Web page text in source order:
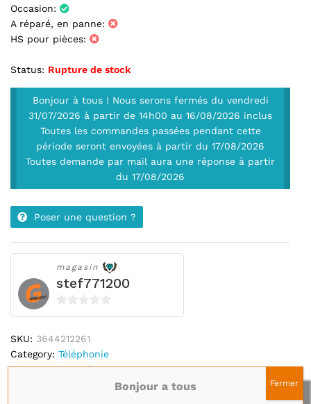
Occasion:
A réparé, en panne:
HS pour pièces:
Status: Rupture de stock
Bonjour à tous ! Nous serons fermés du vendredi
31/07/2026 à partir de 14h00 au 16/08/2026 inclus
Toutes les commandes passées pendant cette
période seront envoyées à partir du 17/08/2026
Toutes demande par mail aura une réponse à partir
du 17/08/2026
Poser une question ?
magasin
stef771200
0
u
SKU: 3644212261
Category: Téléphonie
Marque :Huawei
Bonjour a tous Fermer